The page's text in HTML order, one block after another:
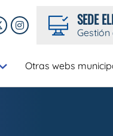
SEDE
Otras webs